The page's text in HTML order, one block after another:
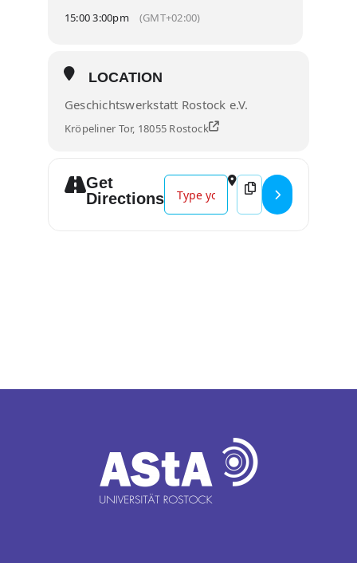
15:00 3:00pm (GMT+02:00)
LOCATION
Geschichtswerkstatt Rostock e.V.
Kröpeliner Tor, 18055 Rostock
Get
Directions
Address - Stadtführung: Durch
Destination Address